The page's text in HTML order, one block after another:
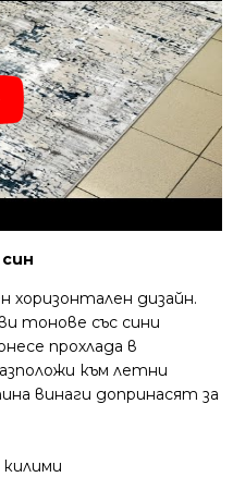
дизайн.
тонове със сини
прохлада в
към летни
винаги допринасят за